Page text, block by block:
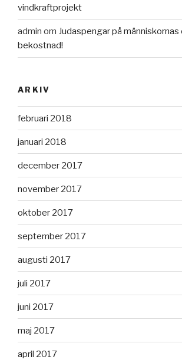
vindkraftprojekt
admin om Judaspengar på människornas
bekostnad!
ARKIV
februari 2018
januari 2018
december 2017
november 2017
oktober 2017
september 2017
augusti 2017
juli 2017
juni 2017
maj 2017
april 2017